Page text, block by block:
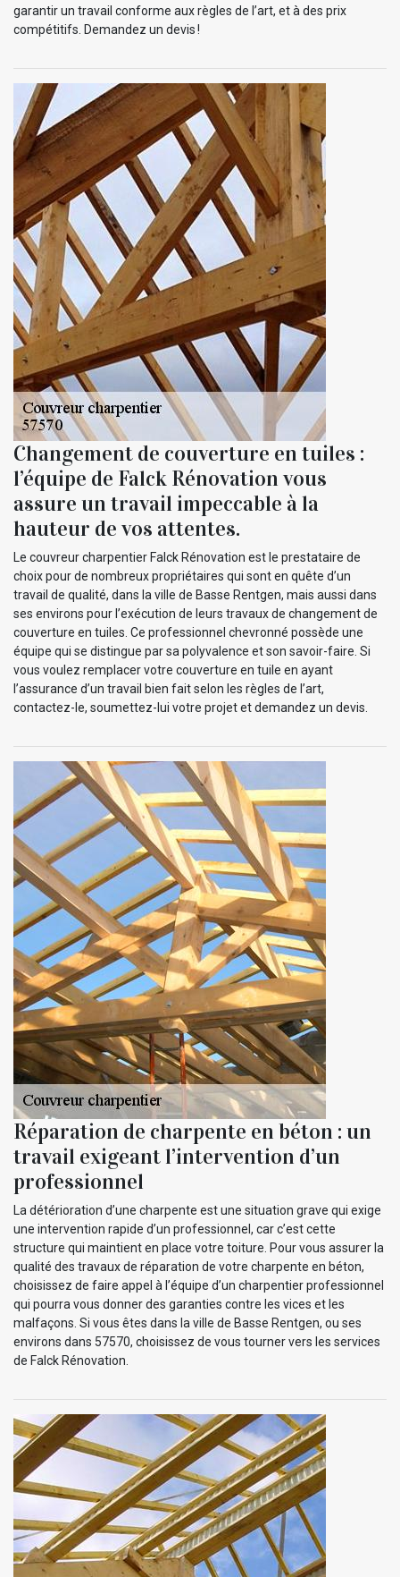
garantir un travail conforme aux règles de l’art, et à des prix
compétitifs. Demandez un devis !
Changement de couverture en tuiles :
l’équipe de Falck Rénovation vous
assure un travail impeccable à la
hauteur de vos attentes.
Le couvreur charpentier Falck Rénovation est le prestataire de
choix pour de nombreux propriétaires qui sont en quête d’un
travail de qualité, dans la ville de Basse Rentgen, mais aussi dans
ses environs pour l’exécution de leurs travaux de changement de
couverture en tuiles. Ce professionnel chevronné possède une
équipe qui se distingue par sa polyvalence et son savoir-faire. Si
vous voulez remplacer votre couverture en tuile en ayant
l’assurance d’un travail bien fait selon les règles de l’art,
contactez-le, soumettez-lui votre projet et demandez un devis.
Réparation de charpente en béton : un
travail exigeant l’intervention d’un
professionnel
La détérioration d’une charpente est une situation grave qui exige
une intervention rapide d’un professionnel, car c’est cette
structure qui maintient en place votre toiture. Pour vous assurer la
qualité des travaux de réparation de votre charpente en béton,
choisissez de faire appel à l’équipe d’un charpentier professionnel
qui pourra vous donner des garanties contre les vices et les
malfaçons. Si vous êtes dans la ville de Basse Rentgen, ou ses
environs dans 57570, choisissez de vous tourner vers les services
de Falck Rénovation.